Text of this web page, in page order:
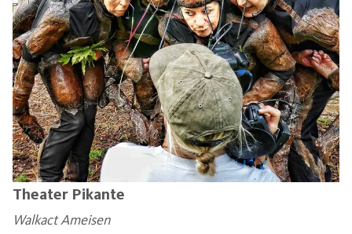
Theater Pikante
Walkact Ameisen